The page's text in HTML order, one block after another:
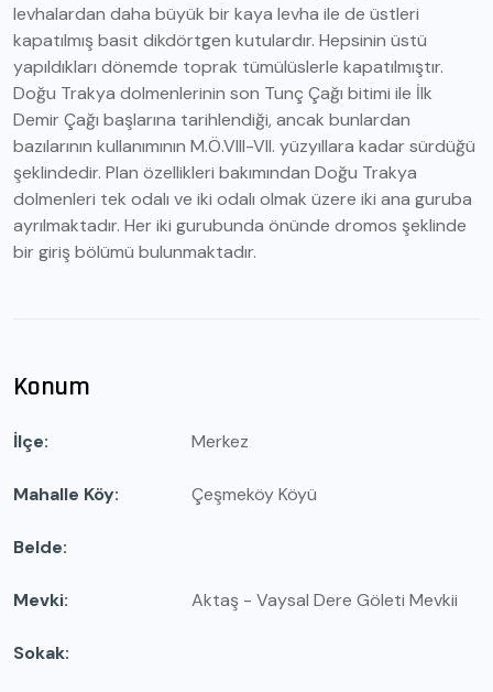
levhalardan daha büyük bir kaya levha ile de üstleri
kapatılmış basit dikdörtgen kutulardır. Hepsinin üstü
yapıldıkları dönemde toprak tümülüslerle kapatılmıştır.
Doğu Trakya dolmenlerinin son Tunç Çağı bitimi ile İlk
Demir Çağı başlarına tarihlendiği, ancak bunlardan
bazılarının kullanımının M.Ö.VIII-VII. yüzyıllara kadar sürdüğü
şeklindedir. Plan özellikleri bakımından Doğu Trakya
dolmenleri tek odalı ve iki odalı olmak üzere iki ana guruba
ayrılmaktadır. Her iki gurubunda önünde dromos şeklinde
bir giriş bölümü bulunmaktadır.
Konum
İlçe Merkez
Mahalle Köy Çeşmeköy Köyü
Belde
Mevki Aktaş - Vaysal Dere Göleti Mevkii
Sokak